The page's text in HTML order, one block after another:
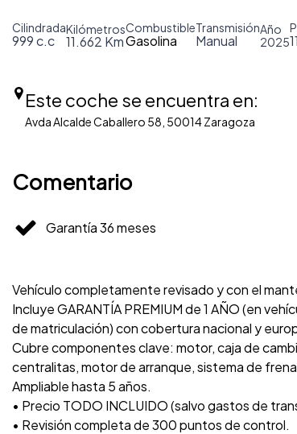
Cilindrada
999 c.c
Kilómetros
11.662 Km
Combustible
Gasolina
Transmisión
Manual
Año
2025
Este coche se encuentra en:
Avda Alcalde Caballero 58, 50014 Zaragoza
Comentario
Garantía 36 meses
Vehículo completamente revisado y con el
Incluye GARANTÍA PREMIUM de 1 AÑO (en
de matriculación) con cobertura nacional y
Cubre componentes clave: motor, caja de
centralitas, motor de arranque, sistema de
Ampliable hasta 5 años.
• Precio TODO INCLUIDO (salvo gastos de
• Revisión completa de 300 puntos de control.